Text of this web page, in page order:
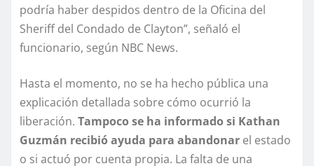
podría haber despidos dentro de la Oficina del
Sheriff del Condado de Clayton”, señaló el
funcionario, según NBC News.
Hasta el momento, no se ha hecho pública una
explicación detallada sobre cómo ocurrió la
liberación. Tampoco se ha informado si Kathan
Guzmán recibió ayuda para abandonar el estado
o si actuó por cuenta propia. La falta de una